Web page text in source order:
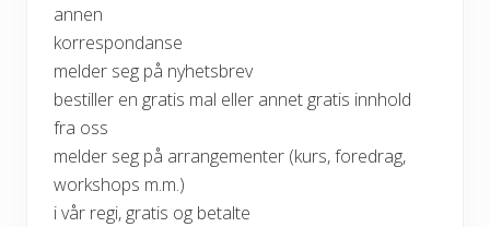
annen
korrespondanse
melder seg på nyhetsbrev
bestiller en gratis mal eller annet gratis innhold
fra oss
melder seg på arrangementer (kurs, foredrag,
workshops m.m.)
i vår regi, gratis og betalte